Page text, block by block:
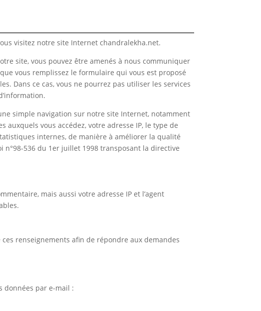
visitez notre site Internet chandralekha.net.
site, vous pouvez être amenés à nous communiquer
vous remplissez le formulaire qui vous est proposé
Dans ce cas, vous ne pourrez pas utiliser les services
simple navigation sur notre site Internet, notamment
vous accédez, votre adresse IP, le type de
internes, de manière à améliorer la qualité
n°98-536 du 1er juillet 1998 transposant la directive
mais aussi votre adresse IP et l’agent
renseignements afin de répondre aux demandes
données par e-mail :